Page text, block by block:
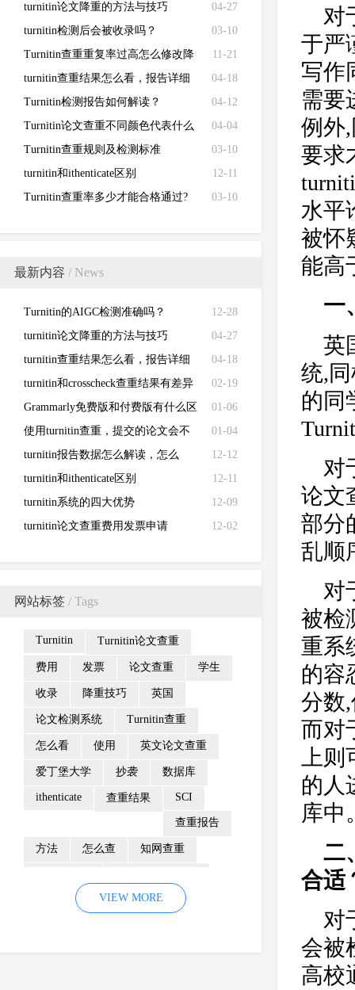
04-27
turnitin论文降重的方法与技巧
03-10
turnitin检测后会被收录吗？
11-21
Turnitin查重重复率过高怎么修改降
低
04-18
turnitin查重结果怎么看，报告详细
解读来了！
04-12
Turnitin检测报告如何解读？
04-04
Turnitin论文查重不同颜色代表什么
03-10
Turnitin查重规则及检测标准
12-11
turnitin和ithenticate区别
03-10
Turnitin查重率多少才能合格通过?
最新内容 / News
12-28
Turnitin的AIGC检测准确吗？
04-27
turnitin论文降重的方法与技巧
04-18
turnitin查重结果怎么看，报告详细
解读来了！
02-19
turnitin和crosscheck查重结果有差异
01-06
Grammarly免费版和付费版有什么区
别？
01-04
使用turnitin查重，提交的论文会不
会被泄露？
12-12
turnitin报告数据怎么解读，怎么
看？
12-11
turnitin和ithenticate区别
12-09
turnitin系统的四大优势
12-02
turnitin论文查重费用发票申请
网站标签 / Tags
Turnitin Turnitin论文查重
费用 发票 论文查重 学生
收录 降重技巧 英国
论文检测系统 Turnitin查重
怎么看 使用 英文论文查重
爱丁堡大学 抄袭 数据库
ithenticate 查重结果 SCI
查重报告
方法 怎么查 知网查重
颜色 相似性报告
essay IEEE 留学 课程
VIEW MORE
对
于严
写作
需要
例外
要求
水平
被怀
能高
一
英
统,
的同
对
论文
部分
乱顺
对
被检
重系
的容
分数
而对
上
的人
库中
二
合适
对
会被
高校